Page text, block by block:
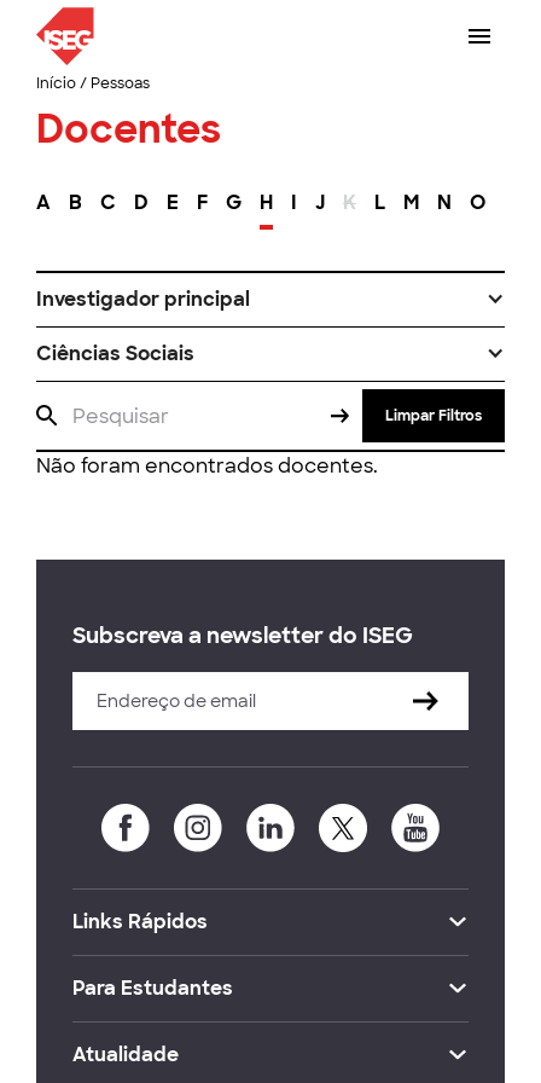
Início/ Pessoas
Docentes
A B C D E F G H I J K L M N O
Investigador principal
Ciências Sociais
Limpar Filtros
Não foram encontrados docentes.
Subscreva a newsletter do ISEG
Links Rápidos
Para Estudantes
Atualidade